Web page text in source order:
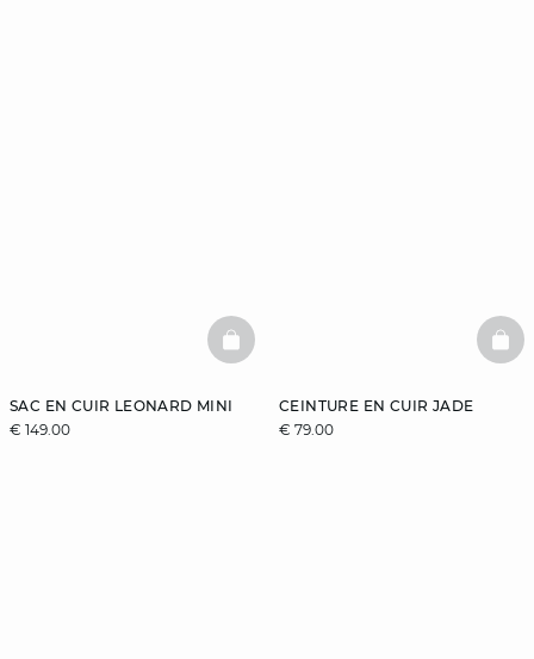
SAC EN CUIR LEONARD MINI
€ 149.00
BASKETFULL
CEINTURE EN CUIR JADE
€ 79.00